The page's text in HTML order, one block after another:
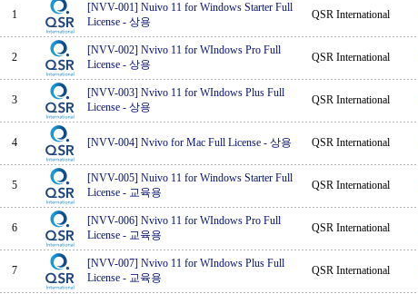
1
[NVV-001] Nuivo 11 for Windows Starter Full
License - 상용
QSR International
2
[NVV-002] Nvivo 11 for WIndows Pro Full
License - 상용
QSR International
3
[NVV-003] Nvivo 11 for WIndows Plus Full
License - 상용
QSR International
4 [NVV-004] Nvivo for Mac Full License - 상용 QSR International
5
[NVV-005] Nuivo 11 for Windows Starter Full
License - 교육용
QSR International
6
[NVV-006] Nvivo 11 for WIndows Pro Full
License - 교육용
QSR International
7
[NVV-007] Nvivo 11 for WIndows Plus Full
License - 교육용
QSR International